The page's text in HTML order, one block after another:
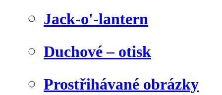
Jack-o'-lantern
Duchové – otisk
Prostřihávané obrázky